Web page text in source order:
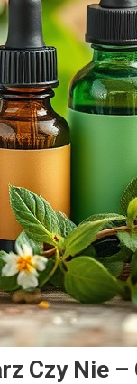
Czy Nie